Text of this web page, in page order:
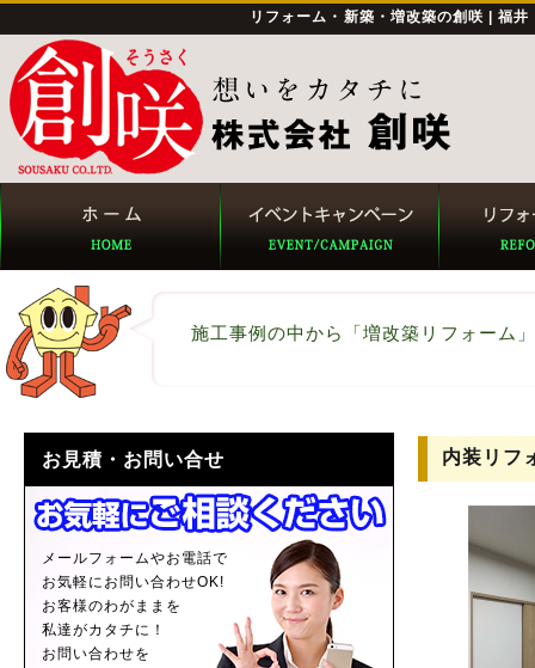
リフォーム・新築・増改築の創咲 | 福
施工事例の中から「増改築リフォーム
内装リ
お見積・お問い合せ
メールフォームやお電話で
お気軽にお問い合わせOK!
お客様のわがままを
私達がカタチに！
お問い合わせを